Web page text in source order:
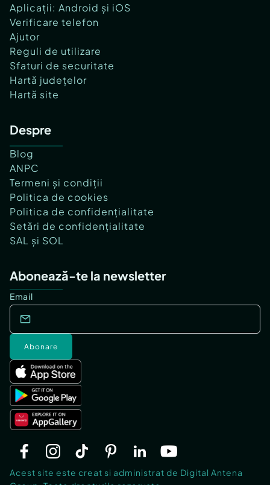
Aplicații: Android și iOS
Verificare telefon
Ajutor
Reguli de utilizare
Sfaturi de securitate
Hartă județelor
Hartă site
Despre
Blog
ANPC
Termeni și condiții
Politica de cookies
Politica de confidențialitate
Setări de confidențialitate
SAL și SOL
Abonează-te la newsletter
Email
Abonare
Acest site este creat si administrat de Digital Antena